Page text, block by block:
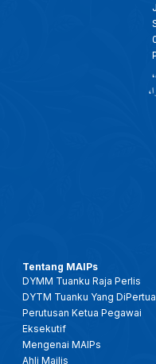
Tentang MAIPs
DYMM Tuanku Raja Perlis
DYTM Tuanku Yang DiPertua
Perutusan Ketua Pegawai
Eksekutif
Mengenai MAIPs
Ahli Majlis